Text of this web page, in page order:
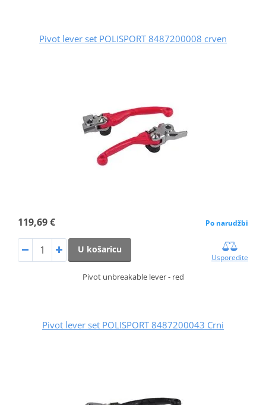
Pivot lever set POLISPORT 8487200008 crven
119,69 € Po narudžbi
U košaricu
Usporedite
Pivot unbreakable lever - red
Pivot lever set POLISPORT 8487200043 Crni